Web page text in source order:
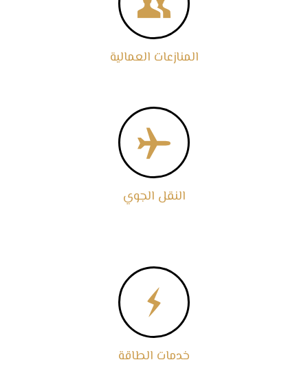
المنازعات العمالية

النقل الجوي

خدمات الطاقة